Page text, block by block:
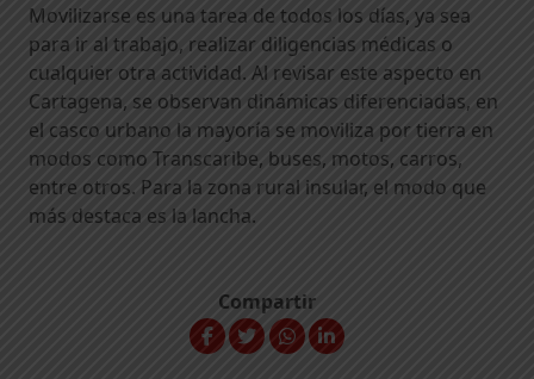
Movilizarse es una tarea de todos los días, ya sea
para ir al trabajo, realizar diligencias médicas o
cualquier otra actividad. Al revisar este aspecto en
Cartagena, se observan dinámicas diferenciadas, en
el casco urbano la mayoría se moviliza por tierra en
modos como Transcaribe, buses, motos, carros,
entre otros. Para la zona rural insular, el modo que
más destaca es la lancha.
Compartir